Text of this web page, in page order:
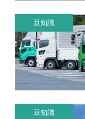
豆知識
豆知識